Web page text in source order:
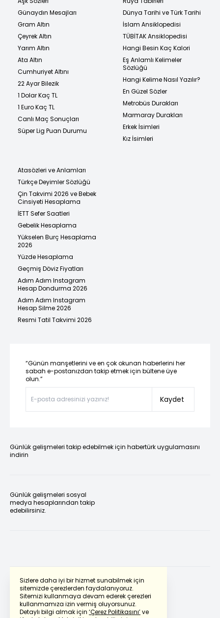
Sizlere daha iyi bir hizmet sunabilmek için
sitemizde çerezlerden faydalanıyoruz.
Sitemizi kullanmaya devam ederek çerezleri
kullanmamıza izin vermiş oluyorsunuz.
Detaylı bilgi almak için ‘Çerez Politikasını’ve
Günaydın Mesajları
Gram Altın
Çeyrek Altın
Yarım Altın
Ata Altın
Cumhuriyet Altını
22 Ayar Bilezik
1 Dolar Kaç TL
1 Euro Kaç TL
Canlı Maç Sonuçları
Süper Lig Puan Durumu
Dünya Tarihi ve Türk Tarihi
İslam Ansiklopedisi
TÜBİTAK Ansiklopedisi
Hangi Besin Kaç Kalori
Eş Anlamlı Kelimeler
Sözlüğü
Hangi Kelime Nasıl Yazılır?
En Güzel Sözler
Metrobüs Durakları
Marmaray Durakları
Erkek İsimleri
Kız İsimleri
Atasözleri ve Anlamları
Türkçe Deyimler Sözlüğü
Çin Takvimi 2026 ve Bebek
Cinsiyeti Hesaplama
İETT Sefer Saatleri
Gebelik Hesaplama
Yükselen Burç Hesaplama
2026
Yüzde Hesaplama
Geçmiş Döviz Fiyatları
Adım Adım Instagram
Hesap Dondurma 2026
Adım Adım Instagram
Hesap Silme 2026
Resmi Tatil Takvimi 2026
“Günün manşetlerini ve en çok okunan haberlerini her
sabah e-postanızdan takip etmek için bültene üye
olun.”
Kaydet
Günlük gelişmeleri takip edebilmek için habertürk uygulamasını
indirin
Günlük gelişmeleri sosyal
medya hesaplarından takip
edebilirsiniz.
Powered by Translate